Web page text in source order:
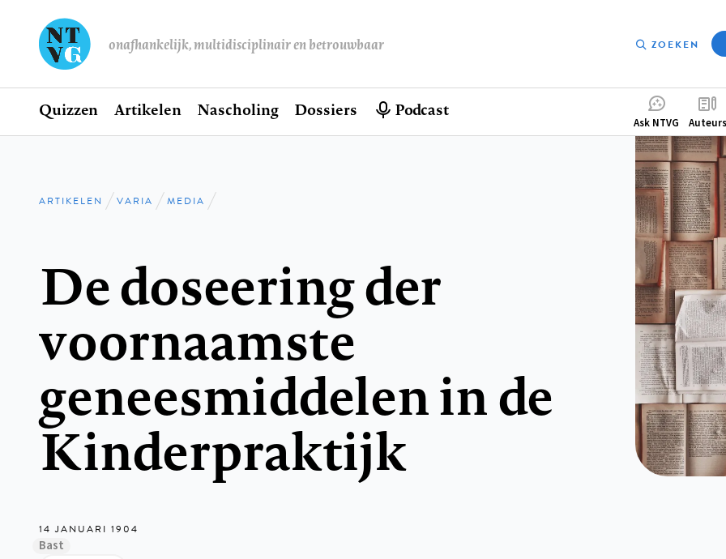
onafhankelijk, multidisciplinair en betrouwbaar ZOEKEN
Hoofdnavigatie
Home
Quizzen Artikelen Nascholing Dossiers Podcast
menu
Ask NTVG Auteurs
Kruimelpad
ARTIKELEN VARIA MEDIA
De doseering der
voornaamste
geneesmiddelen in de
Kinderpraktijk
14 JANUARI 1904
Bast